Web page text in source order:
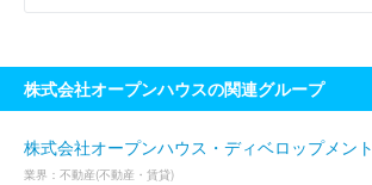
株式会社オープンハウスの関連グループ
株式会社オープンハウス・ディベロップメント
業界： 不動産(不動産・賃貸)